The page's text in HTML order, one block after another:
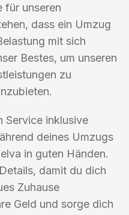
für unseren
dass ein Umzug
mit sich
Bestes, um unseren
zu
Service inklusive
deines Umzugs
in guten Händen.
damit du dich
Zuhause
Geld und sorge dich